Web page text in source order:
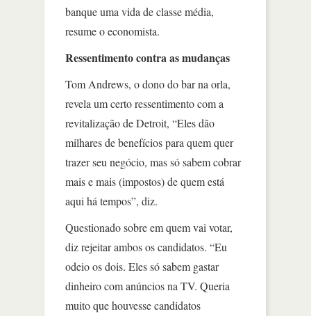
banque uma vida de classe média,
resume o economista.
Ressentimento contra as mudanças
Tom Andrews, o dono do bar na orla,
revela um certo ressentimento com a
revitalização de Detroit, “Eles dão
milhares de benefícios para quem quer
trazer seu negócio, mas só sabem cobrar
mais e mais (impostos) de quem está
aqui há tempos”, diz.
Questionado sobre em quem vai votar,
diz rejeitar ambos os candidatos. “Eu
odeio os dois. Eles só sabem gastar
dinheiro com anúncios na TV. Queria
muito que houvesse candidatos